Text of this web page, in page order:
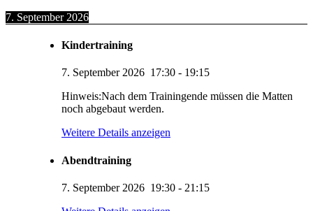
7. September 2026
Kindertraining
7. September 2026 17:30 - 19:15
Hinweis:Nach dem Trainingende müssen die Matten
noch abgebaut werden.
Weitere Details anzeigen
Abendtraining
7. September 2026 19:30 - 21:15